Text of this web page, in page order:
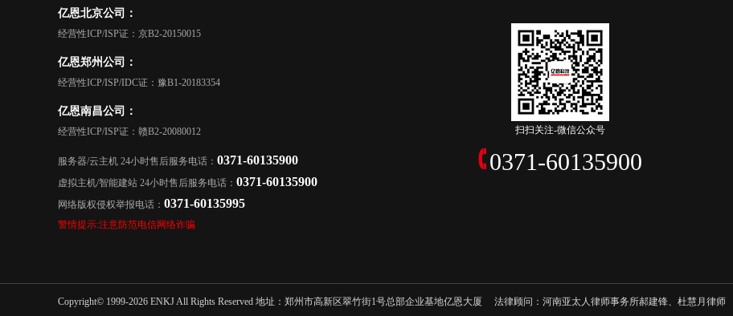
亿恩北京公司：
经营性ICP/ISP证：京B2-20150015
亿恩郑州公司：
经营性ICP/ISP/IDC证：豫B1-20183354
亿恩南昌公司：
经营性ICP/ISP证：赣B2-20080012
服务器/云主机 24小时售后服务电话： 0371-60135900
虚拟主机/智能建站 24小时售后服务电话： 0371-60135900
网络版权侵权举报电话： 0371-60135995
警情提示:注意防范电信网络诈骗
扫扫关注-微信公众号
0371-60135900
Copyright© 1999-2026 ENKJ All Rights Reserved 地址：郑州市高新区翠竹街1号总部企业基地亿恩大厦 法律顾问：河南亚太人律师事务所郝建锋、杜慧月律师